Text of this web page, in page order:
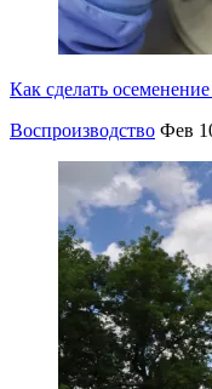
Как сделать
Воспроизводство Фев